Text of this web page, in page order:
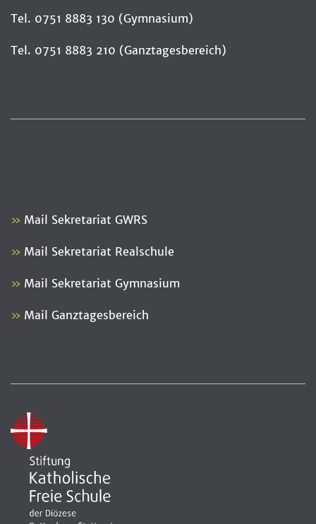
Tel. 0751 8883 130 (Gymnasium)
Tel. 0751 8883 210 (Ganztagesbereich)
Mail Sekretariat GWRS
Mail Sekretariat Realschule
Mail Sekretariat Gymnasium
Mail Ganztagesbereich